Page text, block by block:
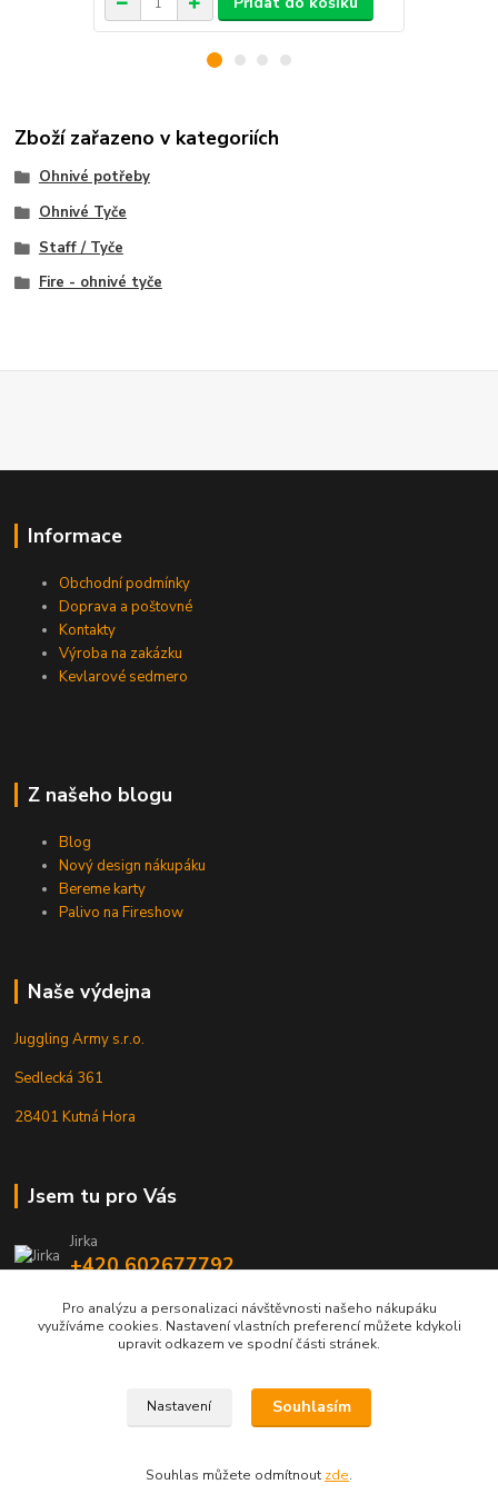
Zboží zařazeno v kategoriích
Ohnivé potřeby
Ohnivé Tyče
Staff / Tyče
Fire - ohnivé tyče
Informace
Obchodní podmínky
Doprava a poštovné
Kontakty
Výroba na zakázku
Kevlarové sedmero
Z našeho blogu
Blog
Nový design nákupáku
Bereme karty
Palivo na Fireshow
Naše výdejna
Juggling Army s.r.o.
Sedlecká 361
28401 Kutná Hora
Jsem tu pro Vás
Jirka
+420 602677792
info@jarmy.cz
Kopyrájt - Jarmy.cz
Pro analýzu a personalizaci návštěvnosti našeho nákupáku
využíváme cookies. Nastavení vlastních preferencí můžete kdykoli
upravit odkazem ve spodní části stránek.
Nastavení Souhlasím
Souhlas můžete odmítnout zde.